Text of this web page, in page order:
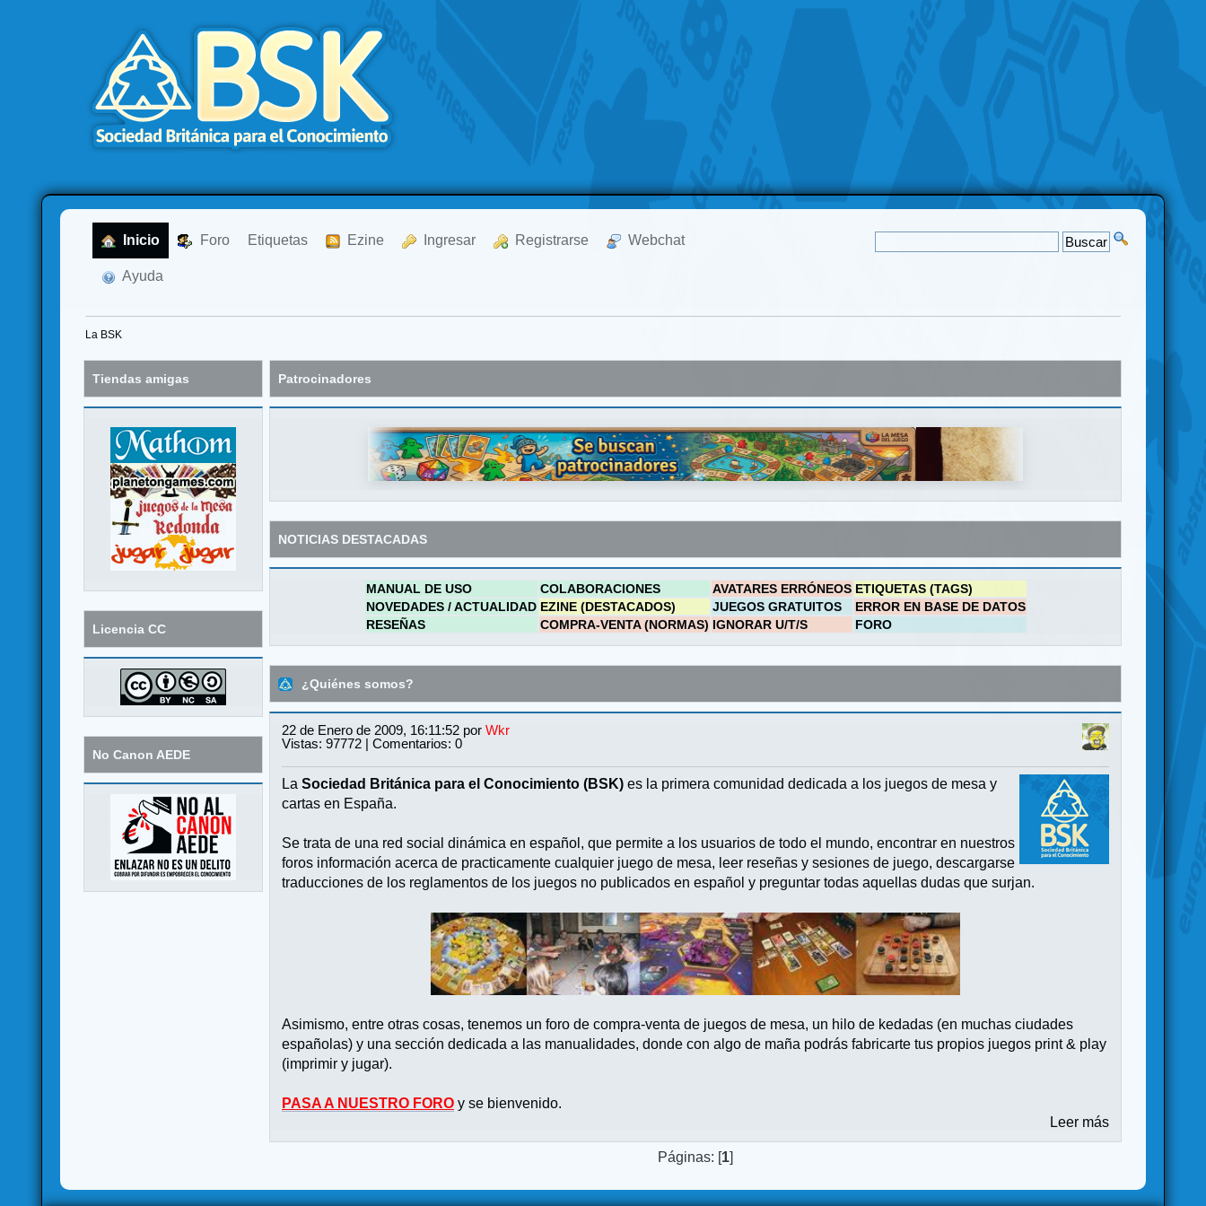
Inicio Foro Etiquetas Ezine Ingresar Registrarse Webchat
Ayuda
La BSK
Tiendas amigas
Licencia CC
No Canon AEDE
Patrocinadores
NOTICIAS DESTACADAS
MANUAL DE USO COLABORACIONES AVATARES ERRÓNEOS ETIQUETAS (TAGS)
NOVEDADES / ACTUALIDAD EZINE (DESTACADOS) JUEGOS GRATUITOS
ERROR EN BASE DE DATOS
RESEÑAS
COMPRA-VENTA (NORMAS) IGNORAR U/T/S FORO
¿Quiénes somos?
22 de Enero de 2009, 16:11:52 por Wkr
Vistas: 97772 | Comentarios: 0
La Sociedad Británica para el Conocimiento (BSK) es la primera comunidad dedicada a los juegos de mesa y
cartas en España.
Se trata de una red social dinámica en español, que permite a los usuarios de todo el mundo, encontrar en nuestros
foros información acerca de practicamente cualquier juego de mesa, leer reseñas y sesiones de juego, descargarse
traducciones de los reglamentos de los juegos no publicados en español y preguntar todas aquellas dudas que surjan.
Asimismo, entre otras cosas, tenemos un foro de compra-venta de juegos de mesa, un hilo de kedadas (en muchas ciudades
españolas) y una sección dedicada a las manualidades, donde con algo de maña podrás fabricarte tus propios juegos print & play
(imprimir y jugar).
PASA A NUESTRO FORO y se bienvenido.
Leer más
Páginas: [1]